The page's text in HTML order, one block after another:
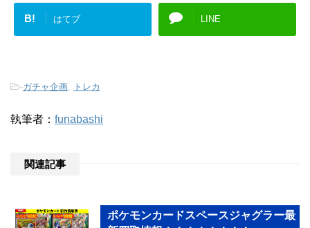
B! はてブ LINE
-ガチャ企画 トレカ
執筆者： funabashi
関連記事
ポケモンカードスペースジャグラー最